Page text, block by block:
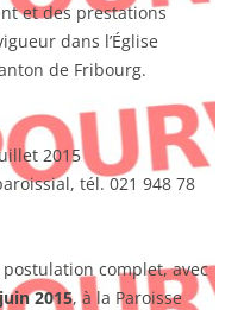
et des prestations
dans l’Église
de Fribourg.
2015
tél. 021 948 78
complet, avec
2015, à la Paroisse